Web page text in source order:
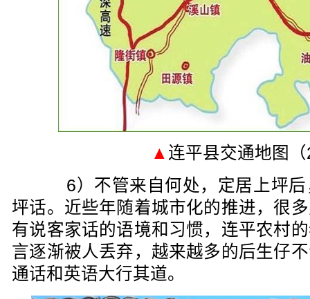
▲ 连平县交通地图
6）不管来自何处，定居上坪后
坪话。近些年随着城市化的推进，很
有说客家话的语境和习惯，连平农村
言逐渐被人丢弃，越来越多的后生仔
通话和英语大行其道。